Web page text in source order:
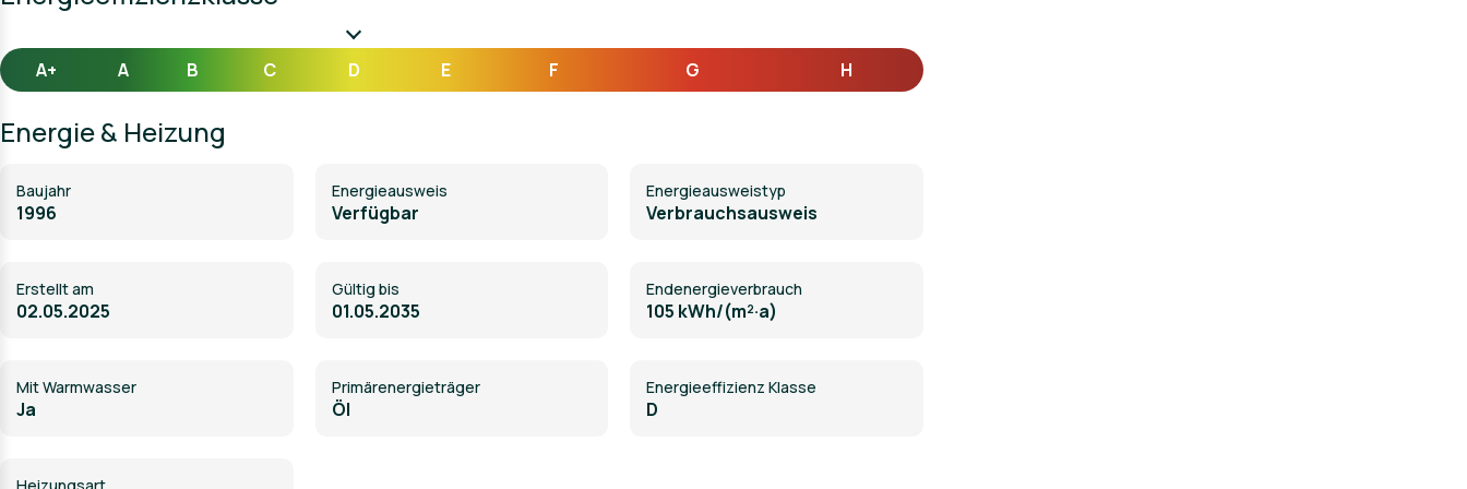
A+ A B C D E F G H
Energie & Heizung
Baujahr
1996
Energieausweis
Verfügbar
Energie­ausweistyp
Verbrauchsausweis
Erstellt am
02.05.2025
Gültig bis
01.05.2035
Endenergieverbrauch
105 kWh/(m²·a)
Mit Warmwasser
Ja
Primärenergieträger
Öl
Energieeffizienz Klasse
D